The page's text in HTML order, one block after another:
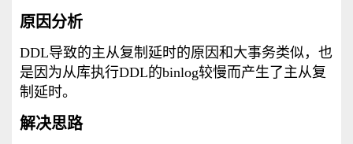
原因分析
DDL导致的主从复制延时的原因和大事务类似，也
是因为从库执行DDL的binlog较慢而产生了主从复
制延时。
解决思路